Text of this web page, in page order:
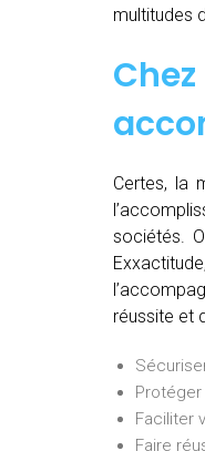
multitudes
Certes, la
sociétés.
réussite et
Faciliter
Faire